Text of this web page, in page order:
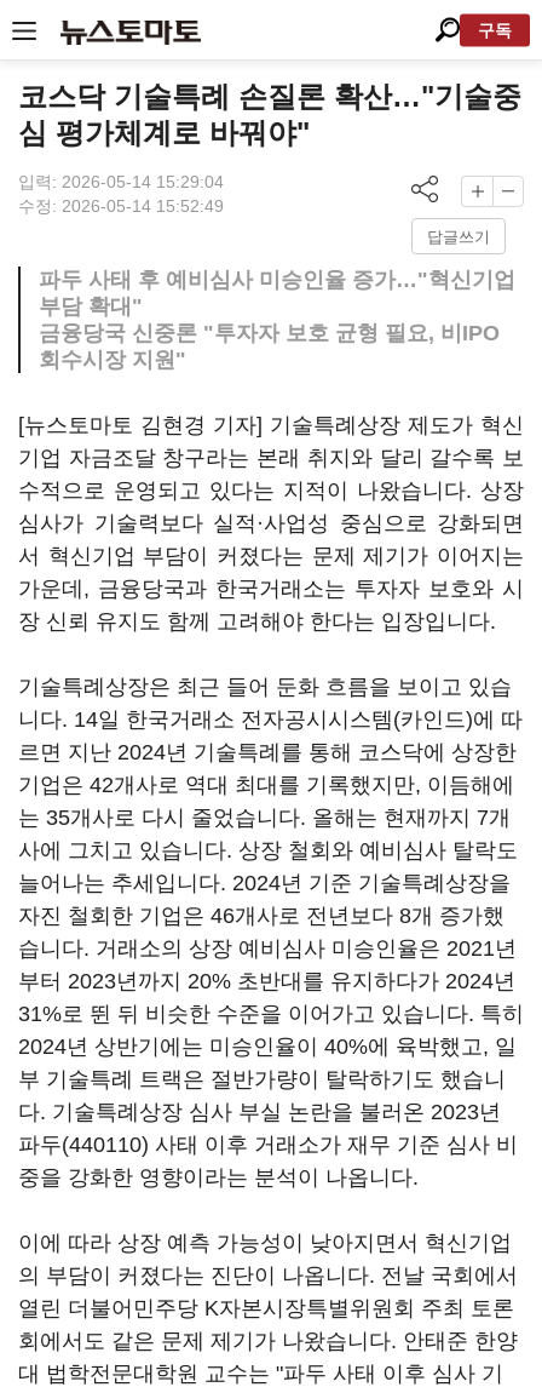
구독
코스닥 기술특례 손질론 확산…"기술중
심 평가체계로 바꿔야"
입력: 2026-05-14 15:29:04
수정: 2026-05-14 15:52:49
답글쓰기
파두 사태 후 예비심사 미승인율 증가…"혁신기업
부담 확대"
금융당국 신중론 "투자자 보호 균형 필요, 비IPO
회수시장 지원"
[뉴스토마토 김현경 기자] 기술특례상장 제도가 혁신
기업 자금조달 창구라는 본래 취지와 달리 갈수록 보
수적으로 운영되고 있다는 지적이 나왔습니다. 상장
심사가 기술력보다 실적·사업성 중심으로 강화되면
서 혁신기업 부담이 커졌다는 문제 제기가 이어지는
가운데, 금융당국과 한국거래소는 투자자 보호와 시
장 신뢰 유지도 함께 고려해야 한다는 입장입니다.
기술특례상장은 최근 들어 둔화 흐름을 보이고 있습
니다. 14일 한국거래소 전자공시시스템(카인드)에 따
르면 지난 2024년 기술특례를 통해 코스닥에 상장한
기업은 42개사로 역대 최대를 기록했지만, 이듬해에
는 35개사로 다시 줄었습니다. 올해는 현재까지 7개
사에 그치고 있습니다. 상장 철회와 예비심사 탈락도
늘어나는 추세입니다. 2024년 기준 기술특례상장을
자진 철회한 기업은 46개사로 전년보다 8개 증가했
습니다. 거래소의 상장 예비심사 미승인율은 2021년
부터 2023년까지 20% 초반대를 유지하다가 2024년
31%로 뛴 뒤 비슷한 수준을 이어가고 있습니다. 특히
2024년 상반기에는 미승인율이 40%에 육박했고, 일
부 기술특례 트랙은 절반가량이 탈락하기도 했습니
다. 기술특례상장 심사 부실 논란을 불러온 2023년
파두(440110) 사태 이후 거래소가 재무 기준 심사 비
중을 강화한 영향이라는 분석이 나옵니다.
이에 따라 상장 예측 가능성이 낮아지면서 혁신기업
의 부담이 커졌다는 진단이 나옵니다. 전날 국회에서
열린 더불어민주당 K자본시장특별위원회 주최 토론
회에서도 같은 문제 제기가 나왔습니다. 안태준 한양
대 법학전문대학원 교수는 "파두 사태 이후 심사 기